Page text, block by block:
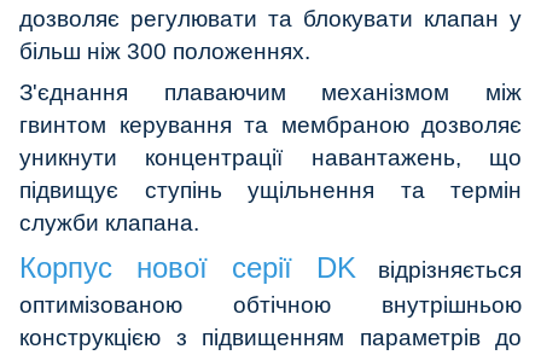
дозволяє регулювати та блокувати клапан у
більш ніж 300 положеннях.
З'єднання плаваючим механізмом між
гвинтом керування та мембраною дозволяє
уникнути концентрації навантажень, що
підвищує ступінь ущільнення та термін
служби клапана.
Корпус нової серії DK відрізняється
оптимізованою обтічною внутрішньою
конструкцією з підвищенням параметрів до